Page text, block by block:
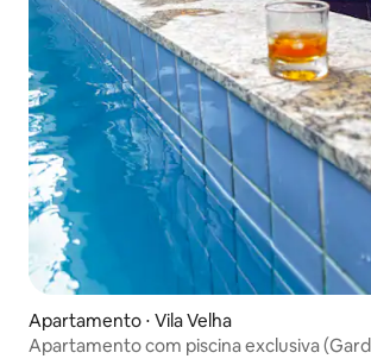
Apartamento ⋅ Vila Velha
Apartamento com piscina exclusiva